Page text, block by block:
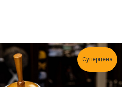
Суперцена